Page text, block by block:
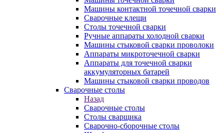
Машины контактной точечной сварки
Сварочные клещи
Столы точечной сварки
Ручные аппараты холодной сварки
Машины стыковой сварки проволоки
Аппараты микроточечной сварки
Аппараты для точечной сварки
аккумуляторных батарей
Машины стыковой сварки проводов
Сварочные столы
Назад
Сварочные столы
Столы сварщика
Сварочно-сборочные столы